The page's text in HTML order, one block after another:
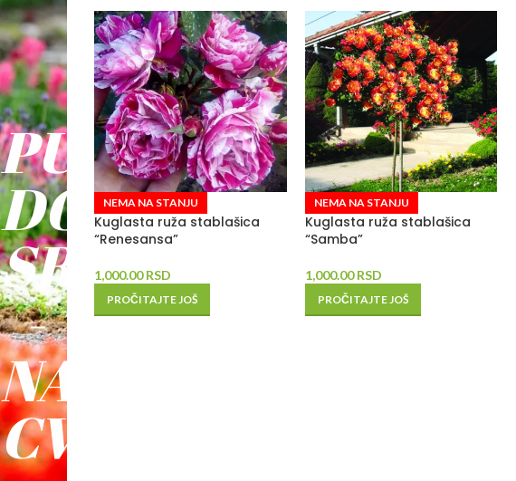
MIHALEK
PUT
DO
SREĆE
-
NAŠE
CVEĆE
NEMA NA STANJU
Kuglasta ruža stablašica
“Renesansa”
1,000.00RSD
PROČITAJTE JOŠ
NEMA NA STANJU
Kuglasta ruža stablašica
“Samba”
1,000.00RSD
PROČITAJTE JOŠ